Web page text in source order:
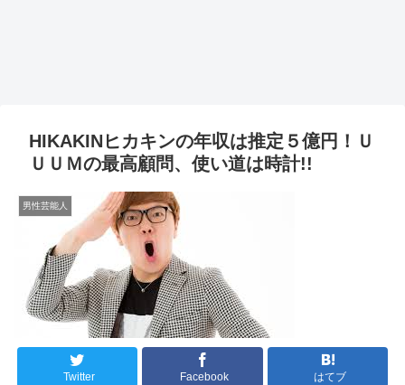
HIKAKINヒカキンの年収は推定５億円！Ｕ
ＵＵＭの最高顧問、使い道は時計!!
男性芸能人
Twitter Facebook はてブ